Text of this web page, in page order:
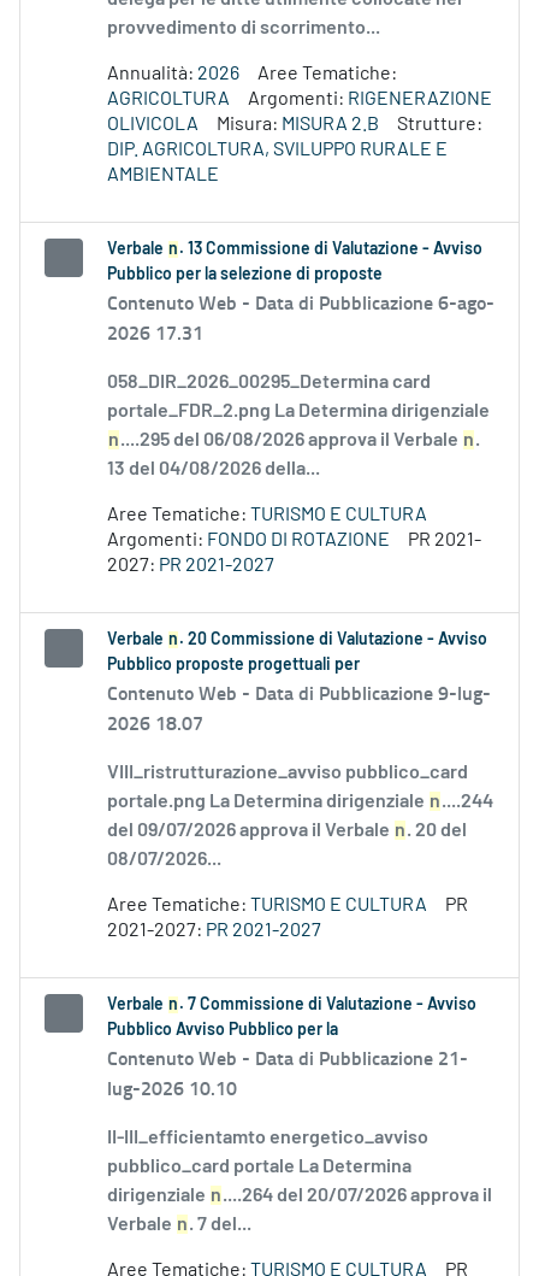
provvedimento di scorrimento...
Annualità: 2026
Aree Tematiche:
AGRICOLTURA
Argomenti: RIGENERAZIONE
OLIVICOLA
Misura: MISURA 2.B
Strutture:
DIP. AGRICOLTURA, SVILUPPO RURALE E
AMBIENTALE
Verbale n . 13 Commissione di Valutazione - Avviso
Pubblico per la selezione di proposte
Contenuto Web - Data di Pubblicazione 6-ago-
2026 17.31
058_DIR_2026_00295_Determina card
portale_FDR_2.png La Determina dirigenziale
n....295 del 06/08/2026 approva il Verbale n.
13 del 04/08/2026 della...
Aree Tematiche: TURISMO E CULTURA
Argomenti: FONDO DI ROTAZIONE
PR 2021-
2027: PR 2021-2027
Verbale n . 20 Commissione di Valutazione - Avviso
Pubblico proposte progettuali per
Contenuto Web - Data di Pubblicazione 9-lug-
2026 18.07
VIII_ristrutturazione_avviso pubblico_card
portale.png La Determina dirigenziale n....244
del 09/07/2026 approva il Verbale n. 20 del
08/07/2026...
Aree Tematiche: TURISMO E CULTURA
PR
2021-2027: PR 2021-2027
Verbale n . 7 Commissione di Valutazione - Avviso
Pubblico Avviso Pubblico per la
Contenuto Web - Data di Pubblicazione 21-
lug-2026 10.10
II-III_efficientamto energetico_avviso
pubblico_card portale La Determina
dirigenziale n....264 del 20/07/2026 approva il
Verbale n. 7 del...
Aree Tematiche: TURISMO E CULTURA PR